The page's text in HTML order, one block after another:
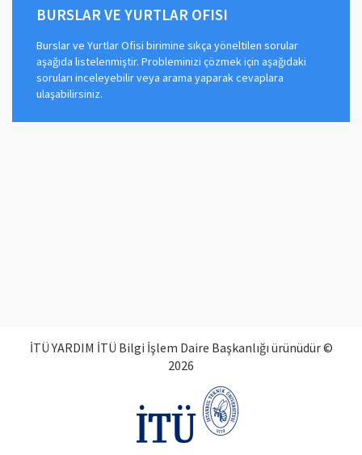
BURSLAR VE YURTLAR OFISI
Burslar ve Yurtlar Ofisi birimine sıkça yöneltilen sorular
aşağıda listelenmiştir. Probleminizi çözmek için aşağıdaki
soruları inceleyebilir veya arama yaparak cevaplara
ulaşabilirsiniz.
İTÜ YARDIM İTÜ Bilgi İşlem Daire Başkanlığı ürünüdür ©
2026